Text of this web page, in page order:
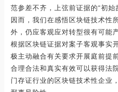
范参差不齐，上弦前证据的“初始
因而，我们在感悟区块链技术性
外，仍应客观应对转型很有可能
根据区块链证据对案子客观事实
极主动融合有关要求开展庭前提
合理合法和真实有效可以获得法
门存证行业的区块链技术性企业